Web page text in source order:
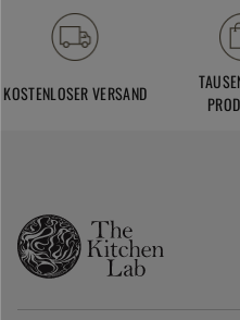
KOSTENLOSER VERSAND